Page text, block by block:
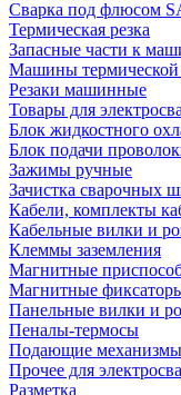
Сварка под флюсом
Термическая резка
Запасные части к
Машины термической
Резаки машинные
Товары для
Блок жидкостного
Блок подачи
Зажимы ручные
Зачистка сварочных
Кабели, комплекты
Кабельные вилки и
Клеммы заземления
Магнитные
Магнитные
Панельные вилки и
Пеналы-термосы
Подающие механизмы
Прочее для
Разметка